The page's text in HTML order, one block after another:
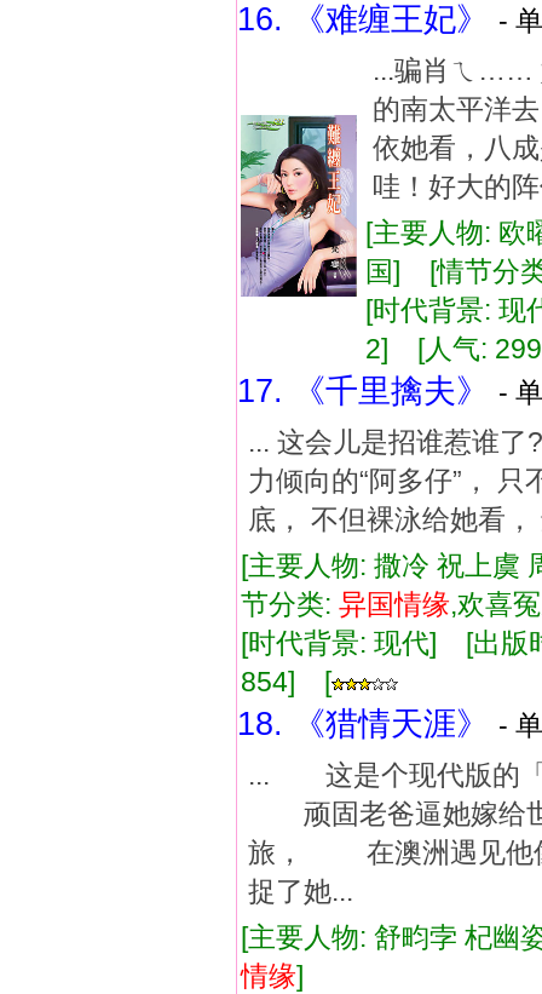
16. 《难缠王妃》
-
...骗肖ㄟ……
的南太平洋
依她看，八
哇！好大的
[主要人物: 欧
国] [情节分
[时代背景:
2] [人气:
17. 《千里擒夫》
-
... 这会儿是招谁惹谁
力倾向的“阿多仔”，
底， 不但裸泳给她看
[主要人物: 撒冷 祝上
节分类: 异国情缘,欢喜
[时代背景: 现代] [出
854] [
18. 《猎情天涯》
-
... 这是个现代版的
顽固老爸逼她嫁给
旅， 在澳洲遇见他
捉了她...
[主要人物: 舒畇孛 杞
情缘]